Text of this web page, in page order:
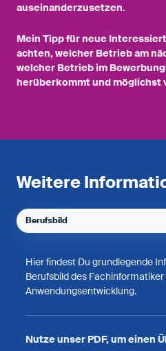
auseinanderzusetzen.
Mein Tipp für neue
achten, welcher Betrieb am
welcher Betrieb im
herüberkommt und möglichst
Weitere
Berufsbild
Hier findest Du grundlegende
Berufsbild des Fachinformatiker
Anwendungsentwicklung.
Nutze unser PDF, um einen